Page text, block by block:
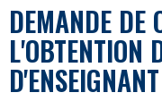
DEMANDE DE
L'OBTENTION